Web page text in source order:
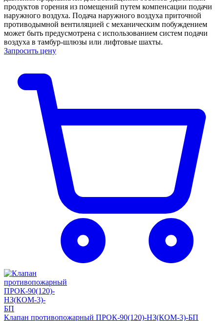
продуктов горения из помещений путем компенсации подачи
наружного воздуха. Подача наружного воздуха приточной
противодымной вентиляцией с механическим побуждением
может быть предусмотрена с использованием систем подачи
воздуха в тамбур-шлюзы или лифтовые шахты.
Запросить цену
Клапан противопожарный ПРОК-90(120)-НЗ(КОМ-3)-БП